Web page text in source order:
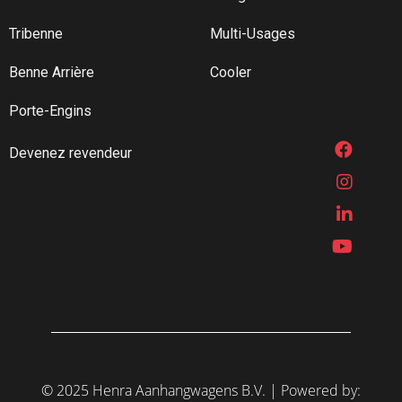
tous nos véhicules et remorques avant leur mise en vente
chaque utilisation.
Avec Henra, prenez la route en toute confiance.
Tribenne
Benne Arrière
Porte-Engins
Multi-Usages
Cooler
Devenez revendeur
© 2025 Henra Aanhangwagens B.V. | Powered by: